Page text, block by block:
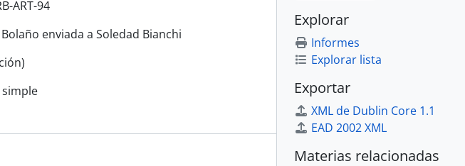
ART-94
enviada a Soledad Bianchi
Explorar
Informes
Explorar lista
Exportar
XML de Dublin Core 1.1
EAD 2002 XML
Materias relacionadas